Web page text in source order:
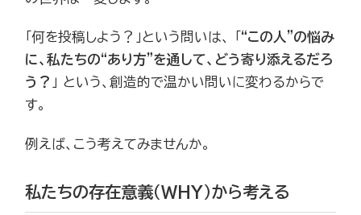
「何を投稿しよう？」という問いは、 「 “この人”の悩み
に、私たちの“あり方”を通して、どう寄り添えるだろ
う？ 」 という、創造的で温かい問いに変わるからで
す。
例えば、こう考えてみませんか。
私たちの存在意義（WHY）から考える